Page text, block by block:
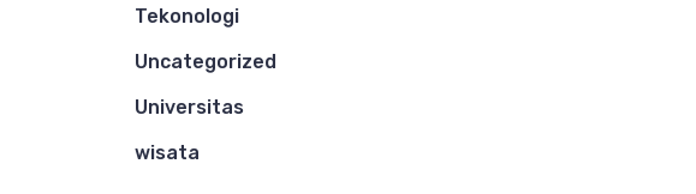
Tekonologi
Uncategorized
Universitas
wisata